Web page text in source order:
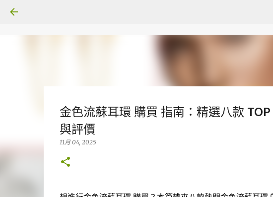
金色流蘇耳環 購買 指南：精選八款
與評價
11月 04, 2025